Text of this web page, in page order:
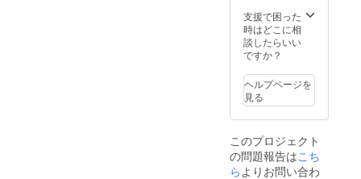
ズ ：L
サイズ
素材 :
100%
曲を使
用した
オリジ
ナルMIX
データ
をメー
ルでお
届けさ
ただき
ます。
※衣装に
ターを
リター
ンとさ
せてい
ます。
同伴者
含めて
当日の
は必要
となり
ます。
支援で困った
時はどこに相
談したらいい
ですか？
ヘルプページを
見る
このプロジェクト
の問題報告はこち
らよりお問い合わ